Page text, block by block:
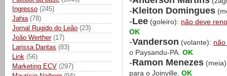
Ingresso (245)
Jahia (78)
Jornal Rugido do Leão (23)
João Werther (17)
Larissa Dantas (83)
Link (56)
Marketing ECV (297)
-Kleiton Domingues
-Lee (goleiro): não deve
OK
-Vanderson (volante):
o Paysandu-PA. OK
-Ramon Menezes
para o Joinville. OK